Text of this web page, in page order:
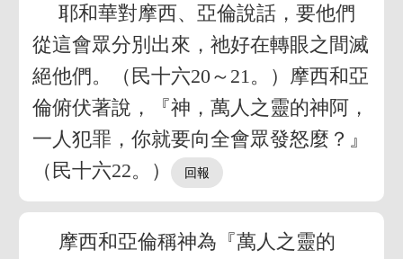
耶和華對摩西、亞倫說話，要他們
從這會眾分別出來，祂好在轉眼之間滅
絕他們。（民十六20～21。）摩西和亞
倫俯伏著說，『神，萬人之靈的神阿，
一人犯罪，你就要向全會眾發怒麼？』
（民十六22。）
摩西和亞倫稱神為『萬人之靈的